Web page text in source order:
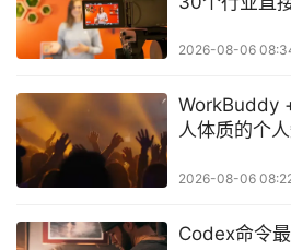
2026-08-06
WorkBuddy
人体质的个
2026-08-06
Codex命令